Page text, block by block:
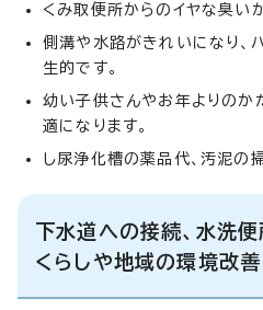
くみ取便所からのイヤな臭い
側溝や水路がきれいになり、
生的です。
幼い子供さんやお年よりのか
適になります。
し尿浄化槽の薬品代、汚泥の
下水道への接続、水洗
くらしや地域の環境改善